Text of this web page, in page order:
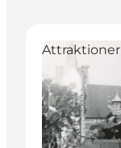
Attraktioner